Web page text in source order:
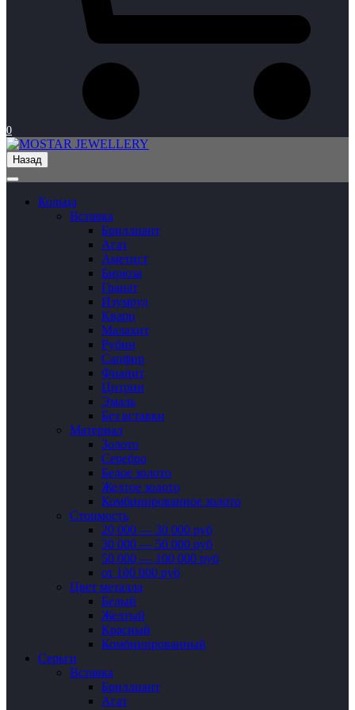
0
Назад
Кольца
Вставка
Бриллиант
Агат
Аметист
Бирюза
Гранат
Изумруд
Кварц
Малахит
Рубин
Сапфир
Фианит
Цитрин
Эмаль
Без вставки
Материал
Золото
Серебро
Белое золото
Желтое золото
Комбинированное золото
Стоимость
20 000 — 30 000 руб
30 000 — 50 000 руб
50 000 — 100 000 руб
от 100 000 руб
Цвет металла
Белый
Желтый
Красный
Комбинированный
Серьги
Вставка
Бриллиант
Агат